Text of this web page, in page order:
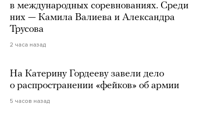
в международных соревнованиях. Среди
них — Камила Валиева и Александра
Трусова
2 часа назад
На Катерину Гордееву завели дело
о распространении «фейков» об армии
5 часов назад